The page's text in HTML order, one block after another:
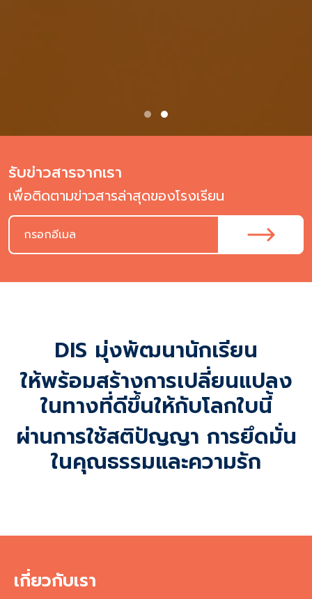
รับข่าวสารจากเรา
เพื่อติดตามข่าวสารล่าสุดของโรงเรียน
DIS มุ่งพัฒนานักเรียน
ให้พร้อมสร้างการเปลี่ยนแปลง
ในทางที่ดีขึ้นให้กับโลกใบนี้
ผ่านการใช้สติปัญญา การยึดมั่น
ในคุณธรรมและความรัก
เกี่ยวกับเรา